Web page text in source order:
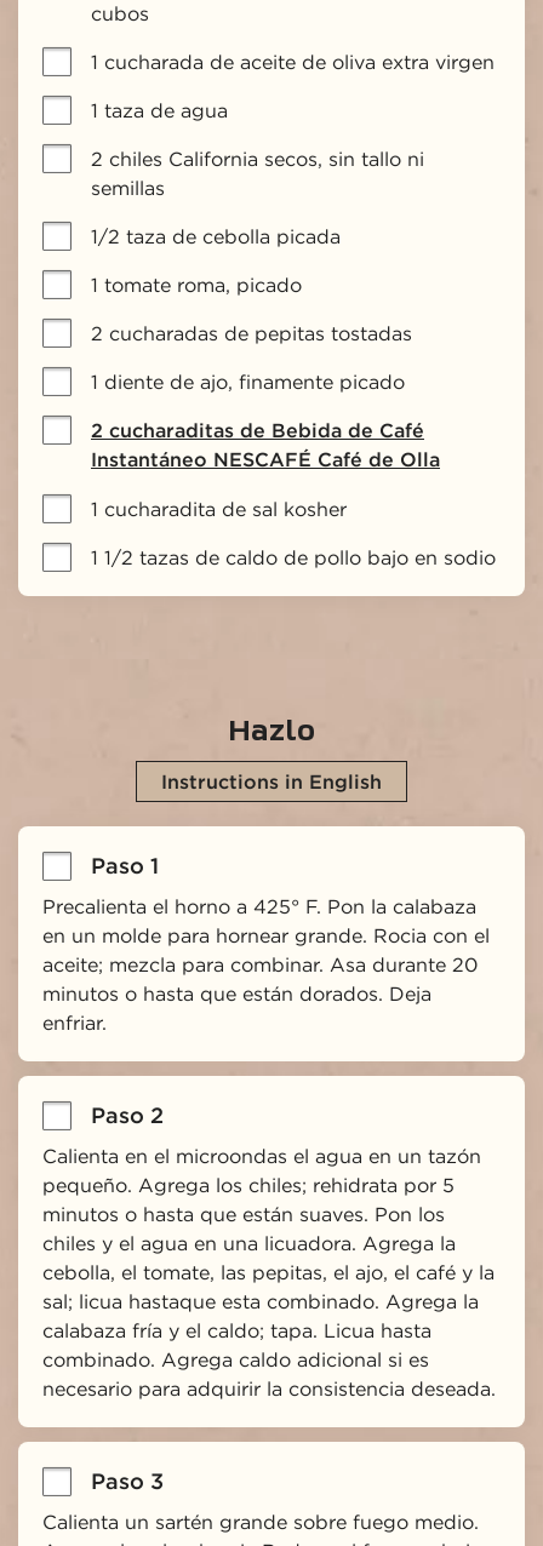
cubos
1 cucharada de aceite de oliva extra virgen
1 taza de agua
2 chiles California secos, sin tallo ni
semillas
1/2 taza de cebolla picada
1 tomate roma, picado
2 cucharadas de pepitas tostadas
1 diente de ajo, finamente picado
2 cucharaditas de Bebida de Café
Instantáneo NESCAFÉ Café de Olla
1 cucharadita de sal kosher
1 1/2 tazas de caldo de pollo bajo en sodio
Hazlo
Instructions in English
Paso 1
Precalienta el horno a 425° F. Pon la calabaza
en un molde para hornear grande. Rocia con el
aceite; mezcla para combinar. Asa durante 20
minutos o hasta que están dorados. Deja
enfriar.
Paso 2
Calienta en el microondas el agua en un tazón
pequeño. Agrega los chiles; rehidrata por 5
minutos o hasta que están suaves. Pon los
chiles y el agua en una licuadora. Agrega la
cebolla, el tomate, las pepitas, el ajo, el café y la
sal; licua hastaque esta combinado. Agrega la
calabaza fría y el caldo; tapa. Licua hasta
combinado. Agrega caldo adicional si es
necesario para adquirir la consistencia deseada.
Paso 3
Calienta un sartén grande sobre fuego medio.